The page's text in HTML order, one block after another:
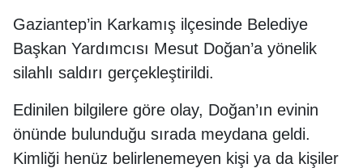
Gaziantep’in Karkamış ilçesinde Belediye
Başkan Yardımcısı Mesut Doğan’a yönelik
silahlı saldırı gerçekleştirildi.
Edinilen bilgilere göre olay, Doğan’ın evinin
önünde bulunduğu sırada meydana geldi.
Kimliği henüz belirlenemeyen kişi ya da kişiler